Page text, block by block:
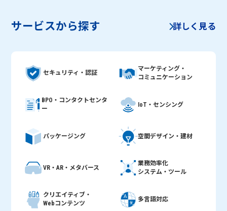
サービスから探す 詳しく見る
セキュリティ・認証
マーケティング・
コミュニケーション
BPO・コンタクトセンタ
ー
IoT・センシング
パッケージング 空間デザイン・建材
VR・AR・メタバース
業務効率化
システム・ツール
クリエイティブ・
Webコンテンツ
多言語対応